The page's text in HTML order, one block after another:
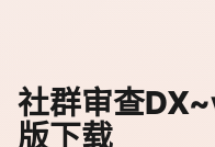
社群审查
版下载